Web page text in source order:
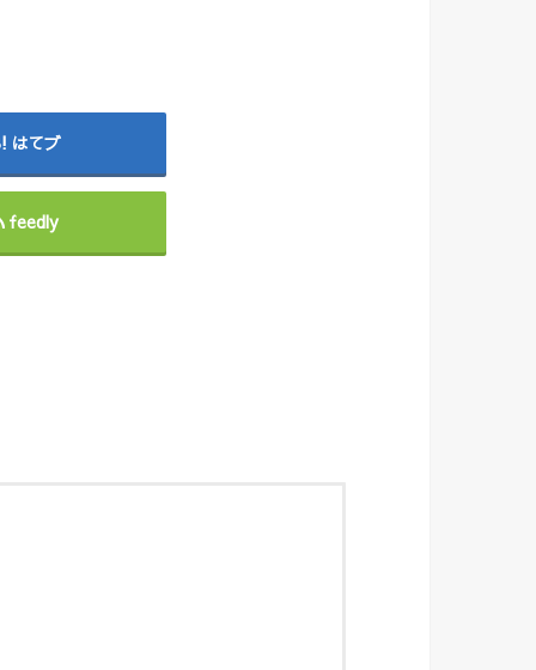
はてブ
feedly